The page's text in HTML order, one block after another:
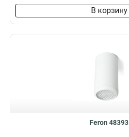
В корзину
Feron 48393